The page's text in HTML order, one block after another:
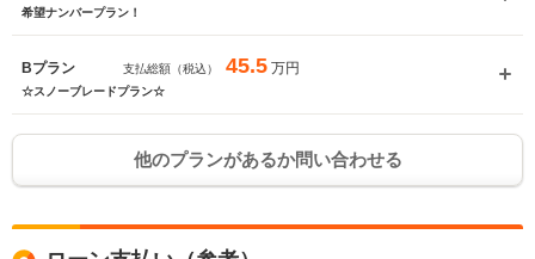
希望ナンバープラン！
Bプラン 支払総額（税込） 45.5 万円
☆スノーブレードプラン☆
他のプランがあるか問い合わせる